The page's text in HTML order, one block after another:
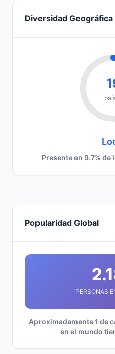
Diversidad Geográfica
Presente en 9.7%
Popularidad Global
PERSONAS
Aproximadamente 1 de
en el mundo